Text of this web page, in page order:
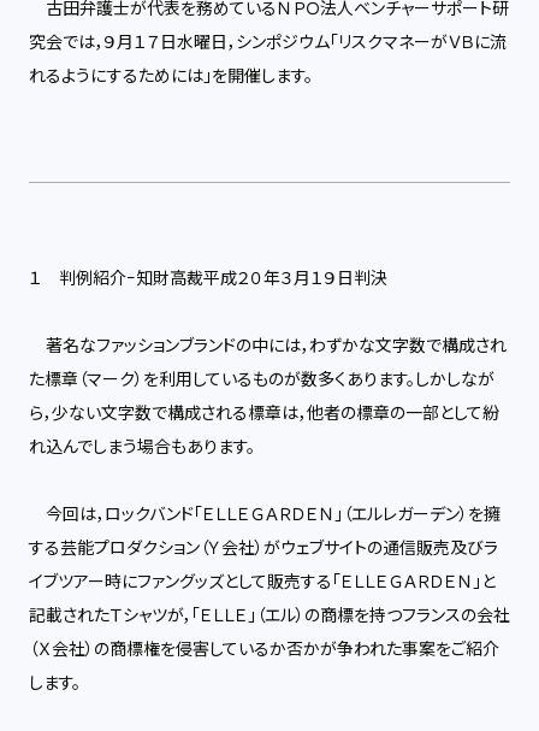
古田弁護士が代表を務めているＮＰＯ法人ベンチャーサポート研
究会では，９月１７日水曜日，シンポジウム「リスクマネーがＶＢに流
れるようにするためには」を開催します。
１ 判例紹介−知財高裁平成２０年３月１９日判決
著名なファッションブランドの中には，わずかな文字数で構成され
た標章（マーク）を利用しているものが数多くあります。しかしなが
ら，少ない文字数で構成される標章は，他者の標章の一部として紛
れ込んでしまう場合もあります。
今回は，ロックバンド「ＥＬＬＥＧＡＲＤＥＮ」（エルレガーデン）を擁
する芸能プロダクション（Ｙ会社）がウェブサイトの通信販売及びラ
イブツアー時にファングッズとして販売する「ＥＬＬＥＧＡＲＤＥＮ」と
記載されたＴシャツが，「ＥＬＬＥ」（エル）の商標を持つフランスの会社
（Ｘ会社）の商標権を侵害しているか否かが争われた事案をご紹介
します。